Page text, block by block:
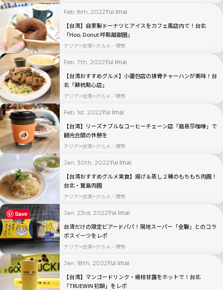
Feb. 8th, 2022Yui Imai
【台湾】自家製ドーナツとアイスをカフェ風店内で！台北
「Hoo. Donut 呼點甜甜圈」
アジア 台湾 グルメ／夜市
Feb. 7th, 2022Yui Imai
【台湾おすすめグルメ】小籠包店の排骨チャーハンが美味！台
北「蘇杭點心店」
アジア 台湾 グルメ／夜市
Feb. 1st, 2022Yui Imai
【台湾】リーズナブルなコーヒーチェーン店「路易莎咖啡」で
観光合間の休憩を
アジア 台湾 グルメ／夜市
Jan. 30th, 2022Yui Imai
【台湾おすすめグルメ実食】揚げ＆蒸し２種のもちもち肉圓！
台北・寶島肉圓
アジア 台湾 グルメ／夜市
Jan. 23rd, 2022Yui Imai
台湾だけの限定ビアードパパ！現地スーパー「全聯」とのコラ
ボスイーツをレポ
アジア 台湾 グルメ／夜市
Jan. 18th, 2022Yui Imai
【台湾】マンゴードリンク・楊枝甘露をホットで！台北
「TRUEWIN 初韻」をレポ
Save